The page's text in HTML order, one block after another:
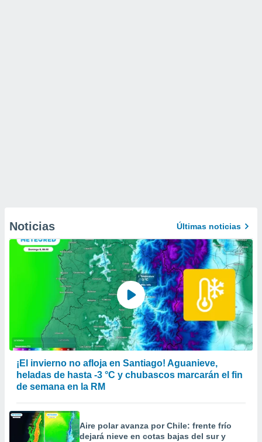
Noticias Últimas noticias
¡El invierno no afloja en Santiago! Aguanieve,
heladas de hasta -3 °C y chubascos marcarán el fin
de semana en la RM
Aire polar avanza por Chile: frente frío
dejará nieve en cotas bajas del sur y